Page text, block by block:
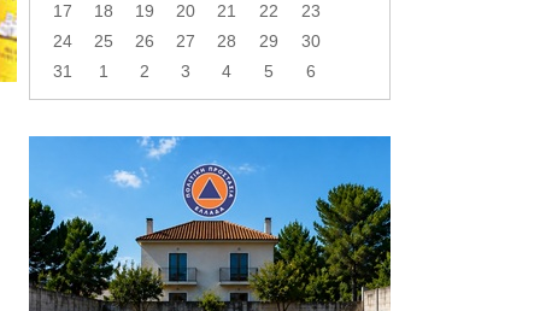
17
18 19 20 21 22
23
24
25 26 27 28 29
30
31
1 2 3 4 5 6